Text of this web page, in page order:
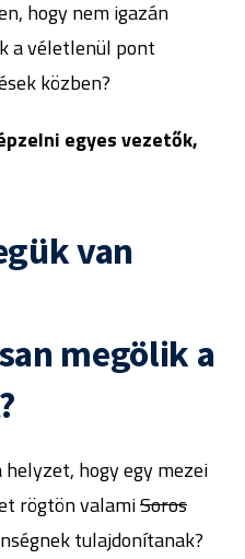
hogy nem igazán
a véletlenül pont
közben?
egyes vezetők,
van
megölik a
hogy egy mezei
rögtön valamiSoros
tulajdonítanak?